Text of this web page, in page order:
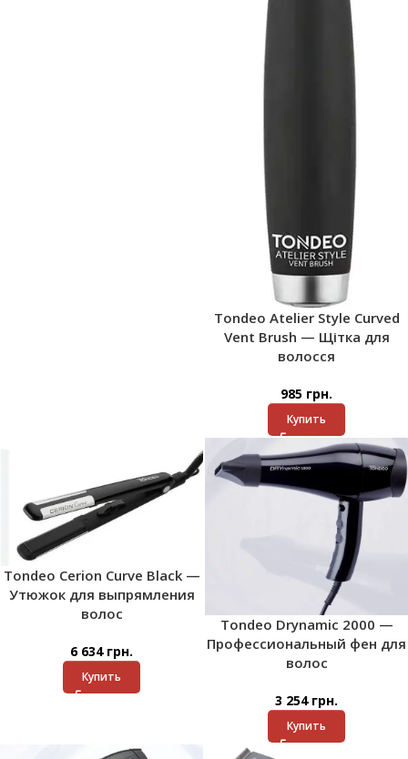
Tondeo Atelier Style Curved
Vent Brush — Щітка для
волосся
985 грн.
Купить
Tondeo Cerion Curve Black —
Утюжок для выпрямления
волос
6 634 грн.
Купить
Tondeo Drynamic 2000 —
Профессиональный фен для
волос
3 254 грн.
Купить